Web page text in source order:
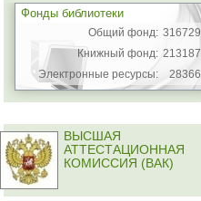
Фонды библиотеки
Общий фонд: 316729
Книжный фонд: 213187
Электронные ресурсы:
28366
ВЫСШАЯ
АТТЕСТАЦИОННАЯ
КОМИССИЯ (ВАК)